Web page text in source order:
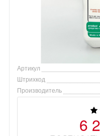
Артикул
Штрихкод
Производитель
6